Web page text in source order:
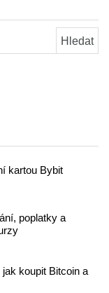
kartou Bybit
poplatky a
koupit Bitcoin a